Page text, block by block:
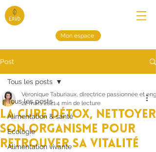
Mon espace
Post
Tous les posts
Alimentation & santé
Ecologie
Alimentation vivante
Tous les posts
La cure détox, nettoyer
son organisme pour
retrouver sa vitalité
Véronique Taburiaux, directrice passionnée et
22 mars 20214 min de lecture